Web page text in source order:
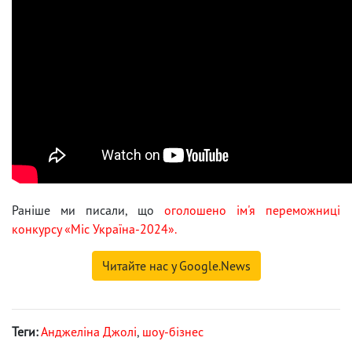
Раніше ми писали, що оголошено ім'я переможниці
конкурсу «Міс Україна-2024».
Читайте нас у Google.News
Теги:Анджеліна Джолі, шоу-бізнес